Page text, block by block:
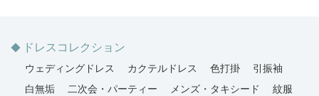
ドレスコレクション
ウェディングドレス カクテルドレス 色打掛
引振袖
白無垢
二次会・パーティー メンズ・タキシード
紋服